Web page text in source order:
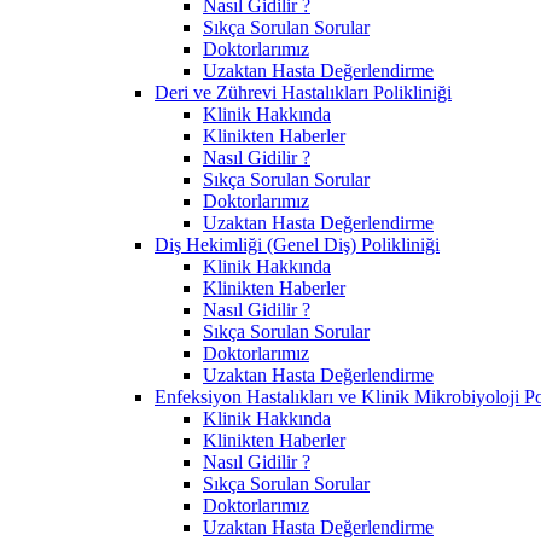
Nasıl Gidilir ?
Sıkça Sorulan Sorular
Doktorlarımız
Uzaktan Hasta Değerlendirme
Deri ve Zührevi Hastalıkları Polikliniği
Klinik Hakkında
Klinikten Haberler
Nasıl Gidilir ?
Sıkça Sorulan Sorular
Doktorlarımız
Uzaktan Hasta Değerlendirme
Diş Hekimliği (Genel Diş) Polikliniği
Klinik Hakkında
Klinikten Haberler
Nasıl Gidilir ?
Sıkça Sorulan Sorular
Doktorlarımız
Uzaktan Hasta Değerlendirme
Enfeksiyon Hastalıkları ve Klinik Mikrobiyoloji
Klinik Hakkında
Klinikten Haberler
Nasıl Gidilir ?
Sıkça Sorulan Sorular
Doktorlarımız
Uzaktan Hasta Değerlendirme